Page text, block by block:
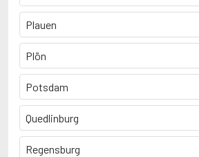
Plauen
Plön
Potsdam
Quedlinburg
Regensburg